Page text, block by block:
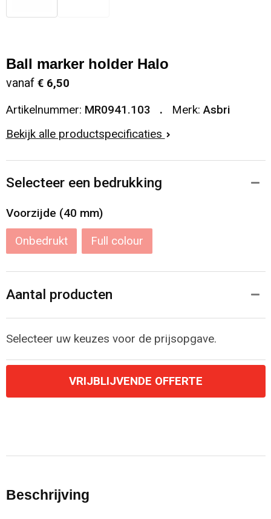
Ball marker holder Halo
vanaf € 6,50
Artikelnummer: MR0941.103 Merk:Asbri
Bekijk alle productspecificaties
Selecteer een bedrukking
Voorzijde (40 mm)
Onbedrukt Full colour
Aantal producten
Selecteer uw keuzes voor de prijsopgave.
VRIJBLIJVENDE OFFERTE
Beschrijving